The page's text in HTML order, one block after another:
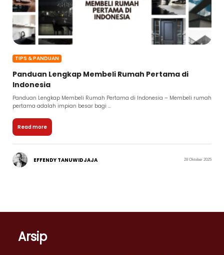
TIPS & PANDUAN
Panduan Lengkap Membeli Rumah Pertama di
Indonesia
Panduan Lengkap Membeli Rumah Pertama di Indonesia – Membeli rumah
pertama adalah impian besar bagi ...
Read more
EFFENDY TANUWIDJAJA 28 Oktober 2025
Arsip